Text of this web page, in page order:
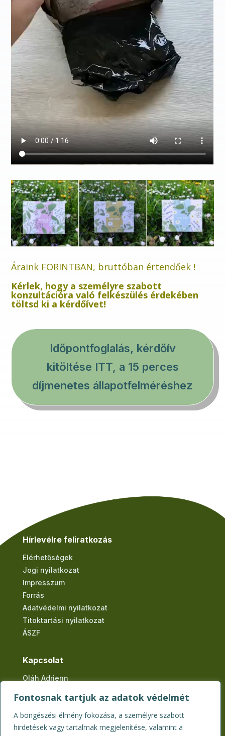
Fontosnak tartjuk az adatok védelmét
A böngészési élmény fokozása, a személyre szabott
hirdetések vagy tartalmak megjelenítése, valamint a
Áraink FORINTBAN, bruttóban értendőek !
Kérlek, hogy a személyre szabott
konzultációra való felkészülés érdekében
töltsd ki a kérdőívet!
Időpontfoglalás, kérdőív
kitöltése ITT, a 15 perces
díjmenetes állapotfelméréshez
Hírlevélre feliratkozás
Elérhetőségek
Jogi nyilatkozat
Impresszum
Forrás
Adatvédelmi nyilatkozat
Titoktartási nyilatkozat
ÁSZF
Kapcsolat
Oláh Adrienn
email: herbaterapeuta@gmail.com
cím: 9700 Szombathely
Márton Áron utca 1.